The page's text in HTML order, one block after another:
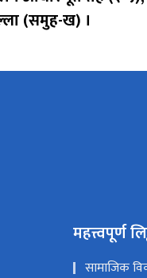
(समुह-ख) ।
महत्त्वपूर्ण
सामाजिक